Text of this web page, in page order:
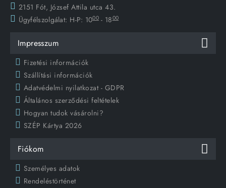
2151 Fót, József Attila utca 43.
Ügyfélszolgálat: H-P: 1000 - 1800
Impresszum
Fizetési információk
Szállítási információk
Adatvédelmi nyilatkozat - GDPR
Általános szerződési feltételek
Hogyan tudok vásárolni?
SZÉP Kártya 2026
Fiókom
Személyes adatok
Rendeléstörténet